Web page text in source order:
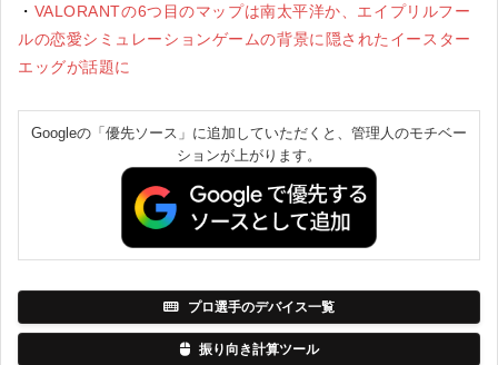
・ VALORANTの6つ目のマップは南太平洋か、エイプリルフー
ルの恋愛シミュレーションゲームの背景に隠されたイースター
エッグが話題に
Googleの「優先ソース」に追加していただくと、管理人のモチベー
ションが上がります。
プロ選手のデバイス一覧
振り向き計算ツール